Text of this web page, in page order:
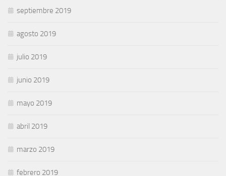
septiembre 2019
agosto 2019
julio 2019
junio 2019
mayo 2019
abril 2019
marzo 2019
febrero 2019